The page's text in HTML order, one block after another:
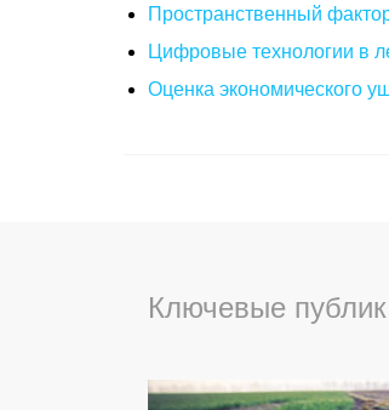
Пространственный
Цифровые технологии в
Оценка экономического
Ключевые